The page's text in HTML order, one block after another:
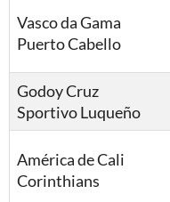
Vasco da Gama
Puerto Cabello
Godoy Cruz
Sportivo Luqueño
América de Cali
Corinthians